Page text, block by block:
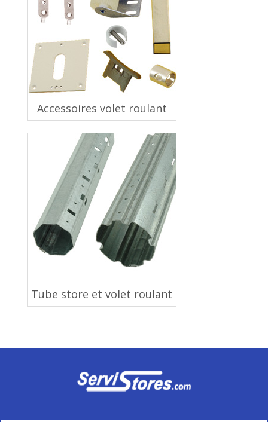
Accessoires volet roulant
Tube store et volet roulant